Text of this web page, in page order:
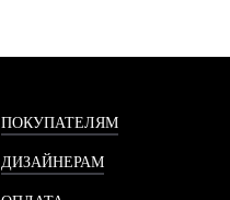
ПОКУПАТЕЛЯМ
ДИЗАЙНЕРАМ